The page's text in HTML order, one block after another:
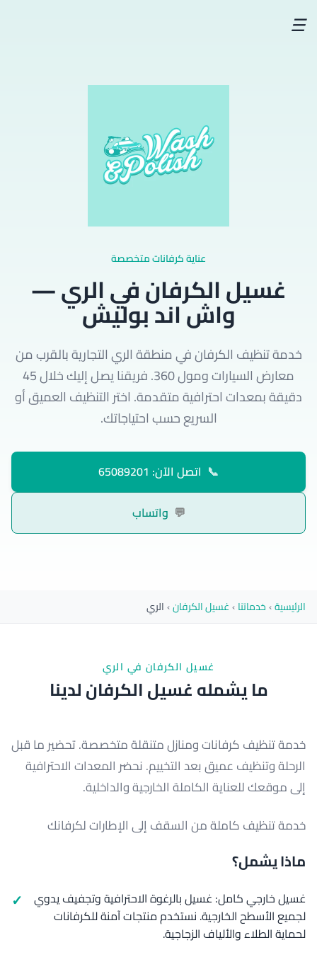
☰
عناية كرفانات متخصصة
غسيل الكرفان في الري —
واش اند بوليش
خدمة تنظيف الكرفان في منطقة الري التجارية بالقرب من
معارض السيارات ومول 360. فريقنا يصل إليك خلال 45
دقيقة بمعدات احترافية متقدمة. اختر التنظيف العميق أو
السريع حسب احتياجاتك.
📞 اتصل الآن: 65089201
💬 واتساب
الرئيسية›خدماتنا›غسيل الكرفان›الري
غسيل الكرفان في الري
ما يشمله غسيل الكرفان لدينا
خدمة تنظيف كرفانات ومنازل متنقلة متخصصة. تحضير ما قبل
الرحلة وتنظيف عميق بعد التخييم. نحضر المعدات الاحترافية
إلى موقعك للعناية الكاملة الخارجية والداخلية.
خدمة تنظيف كاملة من السقف إلى الإطارات لكرفانك
ماذا يشمل؟
غسيل خارجي كامل: غسيل بالرغوة الاحترافية وتجفيف يدوي
لجميع الأسطح الخارجية. نستخدم منتجات آمنة للكرفانات
لحماية الطلاء والألياف الزجاجية.